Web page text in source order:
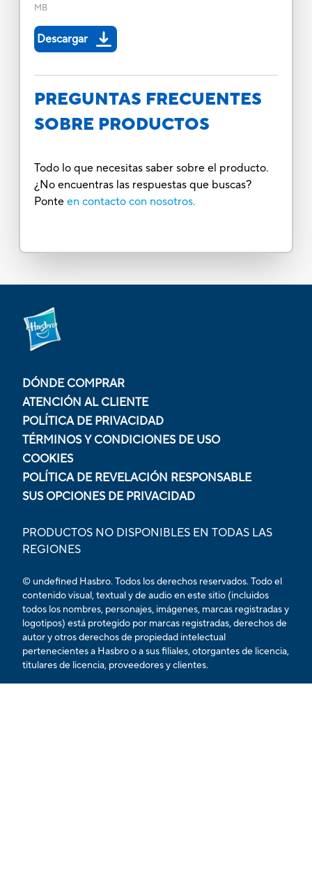
MB
Descargar
PREGUNTAS FRECUENTES
SOBRE PRODUCTOS
Todo lo que necesitas saber sobre el producto.
¿No encuentras las respuestas que buscas?
Ponte en contacto con nosotros.
DÓNDE COMPRAR
ATENCIÓN AL CLIENTE
POLÍTICA DE PRIVACIDAD
TÉRMINOS Y CONDICIONES DE USO
COOKIES
POLÍTICA DE REVELACIÓN RESPONSABLE
SUS OPCIONES DE PRIVACIDAD
PRODUCTOS NO DISPONIBLES EN TODAS LAS
REGIONES
© undefined Hasbro. Todos los derechos reservados. Todo el
contenido visual, textual y de audio en este sitio (incluidos
todos los nombres, personajes, imágenes, marcas registradas y
logotipos) está protegido por marcas registradas, derechos de
autor y otros derechos de propiedad intelectual
pertenecientes a Hasbro o a sus filiales, otorgantes de licencia,
titulares de licencia, proveedores y clientes.